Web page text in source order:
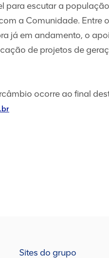
para escutar a
a Comunidade.
já em andamento, o
de projetos de
ocorre ao final
Sites do grupo